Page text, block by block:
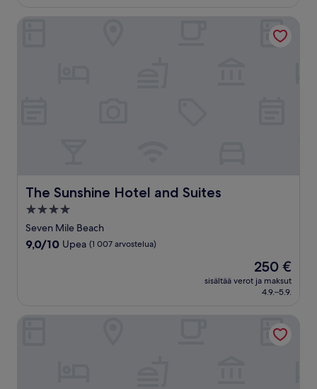
arvostelua)
The Sunshine Hotel and Suites
The Sunshine Hotel and Suites
4.0
tähden
majoituspaikka
Seven Mile Beach
9.0
9,0/10 Upea (1 007 arvostelua)
Hinta
on
250 €
250 €
sisältää verot ja maksut
4.9.–5.9.